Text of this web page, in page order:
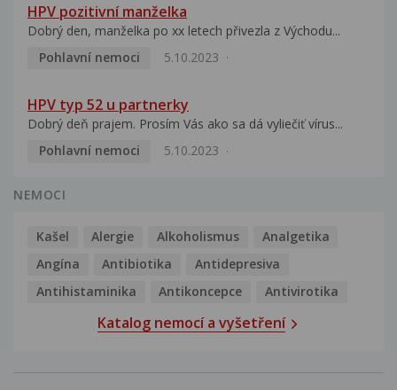
HPV pozitivní manželka
Dobrý den, manželka po xx letech přivezla z Východu...
Pohlavní nemoci
5.10.2023
HPV typ 52 u partnerky
Dobrý deň prajem. Prosím Vás ako sa dá vyliečiť vírus...
Pohlavní nemoci
5.10.2023
NEMOCI
Kašel Alergie Alkoholismus
Analgetika
Angína
Antibiotika
Antidepresiva
Antihistaminika
Antikoncepce Antivirotika
Katalog nemocí a vyšetření